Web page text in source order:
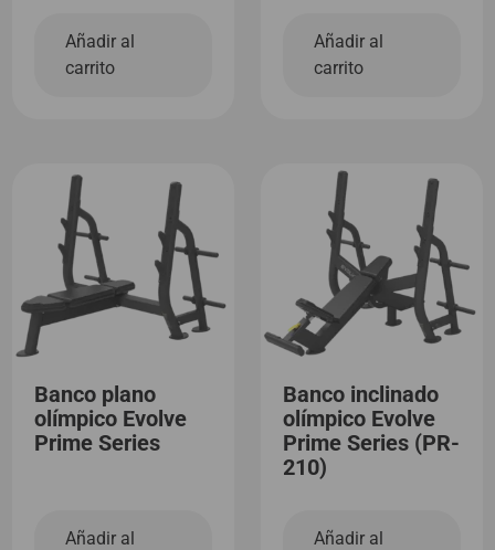
Añadir al
carrito
Añadir al
carrito
Banco plano
olímpico Evolve
Prime Series
Añadir al
Banco inclinado
olímpico Evolve
Prime Series (PR-
210)
Añadir al